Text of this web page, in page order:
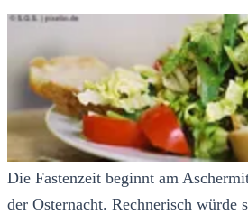
Die Fastenzeit beginnt am
der Osternacht. Rechnerisch würde